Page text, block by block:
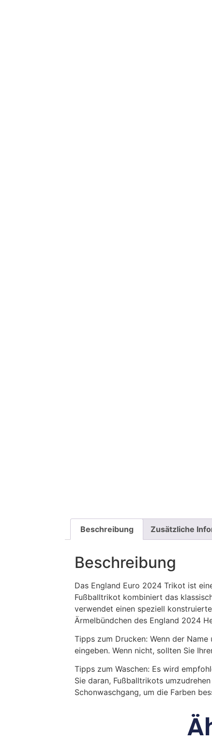
Beschreibung Zusätzliche
Beschreibung
Das England Euro 2024 Trikot ist
Fußballtrikot kombiniert das
verwendet einen speziell
Ärmelbündchen des England 2024
Tipps zum Drucken: Wenn der
eingeben. Wenn nicht, sollten Sie
Tipps zum Waschen: Es wird
Sie daran, Fußballtrikots
Schonwaschgang, um die Farben